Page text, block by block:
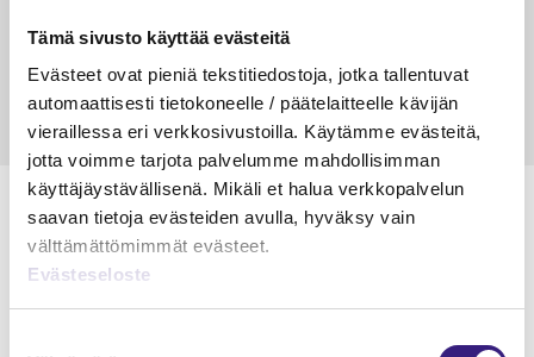
Tämä sivusto käyttää evästeitä
Evästeet ovat pieniä tekstitiedostoja, jotka tallentuvat
automaattisesti tietokoneelle / päätelaitteelle kävijän
vieraillessa eri verkkosivustoilla. Käytämme evästeitä,
jotta voimme tarjota palvelumme mahdollisimman
käyttäjäystävällisenä. Mikäli et halua verkkopalvelun
saavan tietoja evästeiden avulla, hyväksy vain
välttämättömimmät evästeet.
Evästeseloste
15.5.2023 10 min